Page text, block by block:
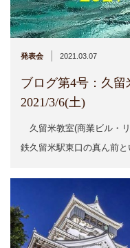
発表会 2021.03.07
ブログ第4号：久留
2021/3/6(土)
久留米教室(商業ビル・
鉄久留米駅東口の真ん前